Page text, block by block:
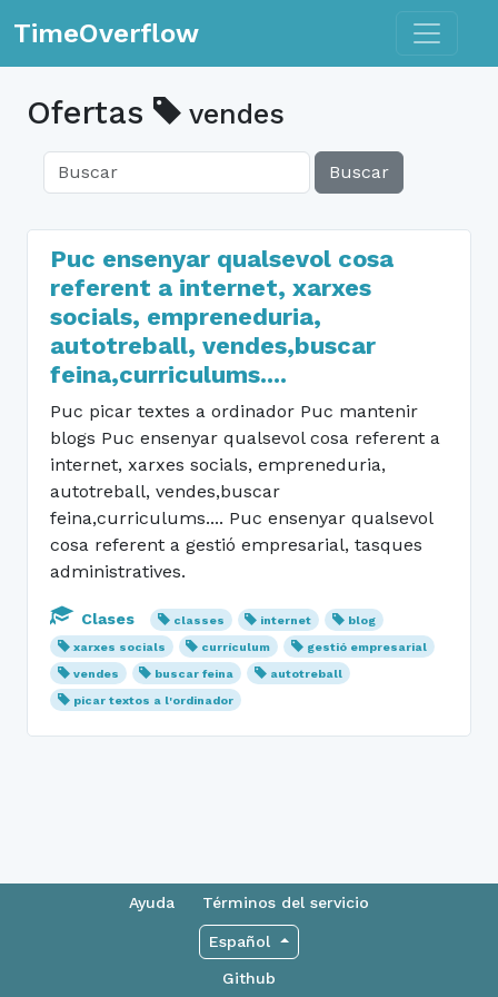
TimeOverflow Toggle
Ofertas vendes
Buscar
Puc ensenyar qualsevol cosa
referent a internet, xarxes
socials, empreneduria,
autotreball, vendes,buscar
feina,curriculums....
Puc picar textes a ordinador Puc mantenir
blogs Puc ensenyar qualsevol cosa referent a
internet, xarxes socials, empreneduria,
autotreball, vendes,buscar
feina,curriculums.... Puc ensenyar qualsevol
cosa referent a gestió empresarial, tasques
administratives.
Clases classes internet
blog
xarxes socials
currículum
gestió empresarial
vendes
buscar feina
autotreball
picar textos a l'ordinador
Ayuda Términos del servicio
Español
Github